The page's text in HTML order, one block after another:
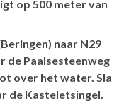
ligt op 500 meter van
naar N29
de Paalsesteenweg
over het water. Sla
de Kasteletsingel.